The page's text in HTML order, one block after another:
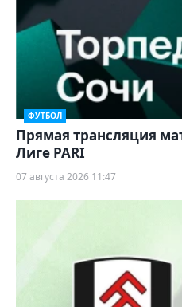
ФУТБОЛ
Прямая трансляция
Лиге PARI
07 августа 2026 11:47